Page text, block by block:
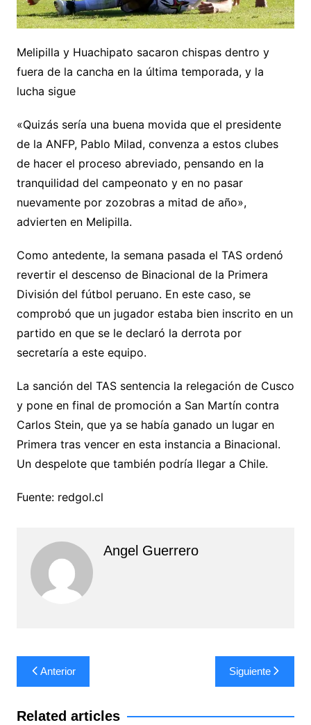
Melipilla y Huachipato sacaron chispas dentro y
fuera de la cancha en la última temporada, y la
lucha sigue
«Quizás sería una buena movida que el presidente
de la ANFP, Pablo Milad, convenza a estos clubes
de hacer el proceso abreviado, pensando en la
tranquilidad del campeonato y en no pasar
nuevamente por zozobras a mitad de año»,
advierten en Melipilla.
Como antedente, la semana pasada el TAS ordenó
revertir el descenso de Binacional de la Primera
División del fútbol peruano. En este caso, se
comprobó que un jugador estaba bien inscrito en un
partido en que se le declaró la derrota por
secretaría a este equipo.
La sanción del TAS sentencia la relegación de Cusco
y pone en final de promoción a San Martín contra
Carlos Stein, que ya se había ganado un lugar en
Primera tras vencer en esta instancia a Binacional.
Un despelote que también podría llegar a Chile.
Fuente: redgol.cl
Angel Guerrero
Navegación
de
entradas
Anterior Siguiente
Related articles